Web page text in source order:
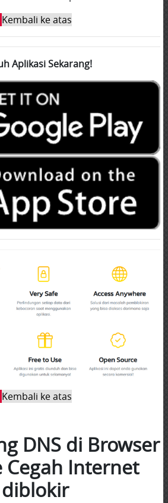
Kembali ke atas
Aplikasi Sekarang!
Kembali ke atas
DNS di Browser
Cegah Internet
diblokir